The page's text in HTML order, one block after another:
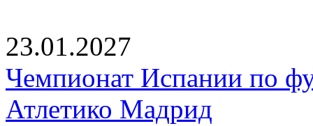
23.01.2027
Чемпионат Испании по
Атлетико Мадрид